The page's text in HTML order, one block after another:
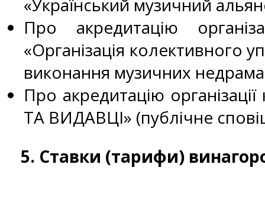
«Український музичний
Про акредитацію
«Організація колективного
виконання музичних
Про акредитацію
ТА ВИДАВЦІ» (публічне
5. Ставки (тарифи)